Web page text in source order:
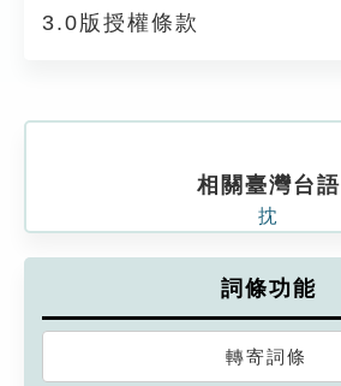
3.0版授權條款
相關臺灣台語
抌
詞條功能
轉寄詞條